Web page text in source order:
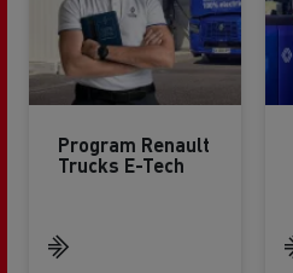
Program Renault
Trucks E-Tech